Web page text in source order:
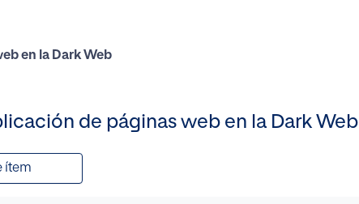
en la Dark Web
de páginas web en la Dark Web
ítem